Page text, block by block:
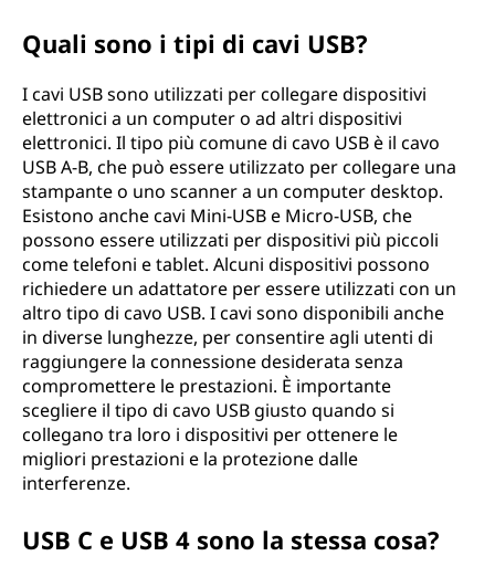
Quali sono i tipi di cavi USB?
I cavi USB sono utilizzati per collegare dispositivi
elettronici a un computer o ad altri dispositivi
elettronici. Il tipo più comune di cavo USB è il cavo
USB A-B, che può essere utilizzato per collegare una
stampante o uno scanner a un computer desktop.
Esistono anche cavi Mini-USB e Micro-USB, che
possono essere utilizzati per dispositivi più piccoli
come telefoni e tablet. Alcuni dispositivi possono
richiedere un adattatore per essere utilizzati con un
altro tipo di cavo USB. I cavi sono disponibili anche
in diverse lunghezze, per consentire agli utenti di
raggiungere la connessione desiderata senza
compromettere le prestazioni. È importante
scegliere il tipo di cavo USB giusto quando si
collegano tra loro i dispositivi per ottenere le
migliori prestazioni e la protezione dalle
interferenze.
USB C e USB 4 sono la stessa cosa?